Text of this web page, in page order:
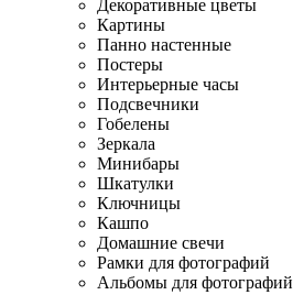
Декоративные цветы
Картины
Панно настенные
Постеры
Интерьерные часы
Подсвечники
Гобелены
Зеркала
Минибары
Шкатулки
Ключницы
Кашпо
Домашние свечи
Рамки для фотографий
Альбомы для фотографий